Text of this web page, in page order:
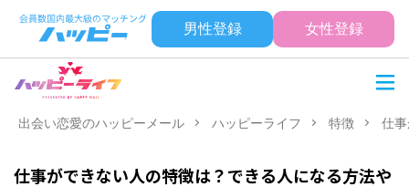
男性登録 女性登録
出会い恋愛のハッピーメール ハッピーライフ 特徴 仕
仕事ができない人の特徴は？できる人になる方法や